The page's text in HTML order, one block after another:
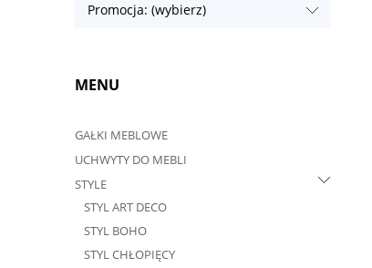
Promocja: (wybierz)
MENU
GAŁKI MEBLOWE
UCHWYTY DO MEBLI
STYLE
STYL ART DECO
STYL BOHO
STYL CHŁOPIĘCY